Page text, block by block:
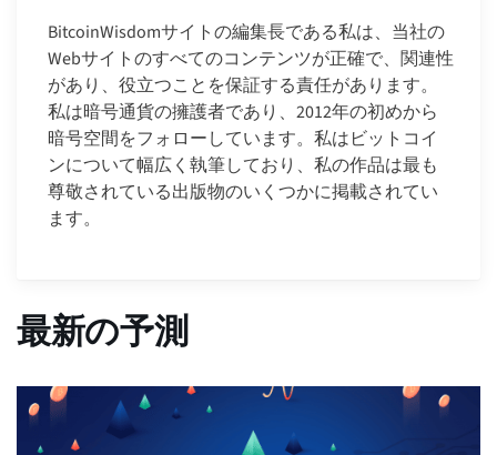
BitcoinWisdomサイトの編集長である私は、当社の
Webサイトのすべてのコンテンツが正確で、関連性
があり、役立つことを保証する責任があります。
私は暗号通貨の擁護者であり、2012年の初めから
暗号空間をフォローしています。私はビットコイ
ンについて幅広く執筆しており、私の作品は最も
尊敬されている出版物のいくつかに掲載されてい
ます。
最新の予測